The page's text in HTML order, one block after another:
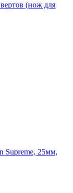
(нож для
Supreme, 25мм,